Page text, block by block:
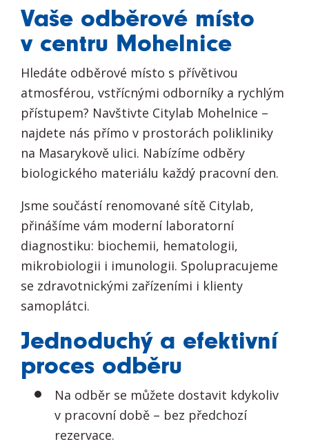
Vaše odběrové místo
v centru Mohelnice
Hledáte odběrové místo s přívětivou
atmosférou, vstřícnými odborníky a rychlým
přístupem? Navštivte Citylab Mohelnice –
najdete nás přímo v prostorách polikliniky
na Masarykově ulici. Nabízíme odběry
biologického materiálu každý pracovní den.
Jsme součástí renomované sítě Citylab,
přinášíme vám moderní laboratorní
diagnostiku: biochemii, hematologii,
mikrobiologii i imunologii. Spolupracujeme
se zdravotnickými zařízeními i klienty
samoplátci.
Jednoduchý a efektivní
proces odběru
Na odběr se můžete dostavit kdykoliv
v pracovní době – bez předchozí
rezervace.